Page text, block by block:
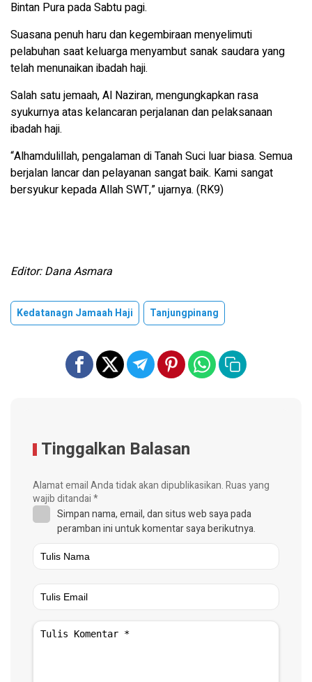
Bintan Pura pada Sabtu pagi.
Suasana penuh haru dan kegembiraan menyelimuti
pelabuhan saat keluarga menyambut sanak saudara yang
telah menunaikan ibadah haji.
Salah satu jemaah, Al Naziran, mengungkapkan rasa
syukurnya atas kelancaran perjalanan dan pelaksanaan
ibadah haji.
“Alhamdulillah, pengalaman di Tanah Suci luar biasa. Semua
berjalan lancar dan pelayanan sangat baik. Kami sangat
bersyukur kepada Allah SWT,” ujarnya. (RK9)
Editor: Dana Asmara
Kedatanagn Jamaah Haji Tanjungpinang
Tinggalkan Balasan
Alamat email Anda tidak akan dipublikasikan.Ruas yang
wajib ditandai*
Simpan nama, email, dan situs web saya pada
peramban ini untuk komentar saya berikutnya.